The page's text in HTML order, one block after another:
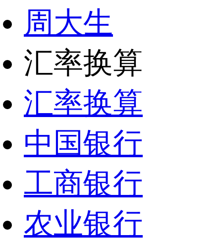
周大生
汇率换算
汇率换算
中国银行
工商银行
农业银行